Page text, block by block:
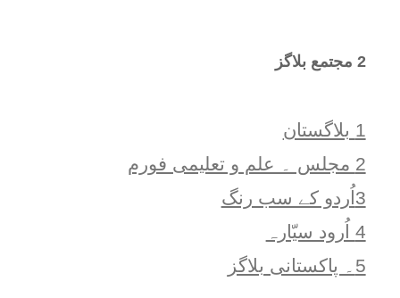
2 مجتمع بلاگز
1 بلاگستان
2 مجلس ۔ علم و تعلیمی فورم
3اُردو کے سب رنگ
4 اُرود سیّارہ
5۔ پاکستانی بلاگز